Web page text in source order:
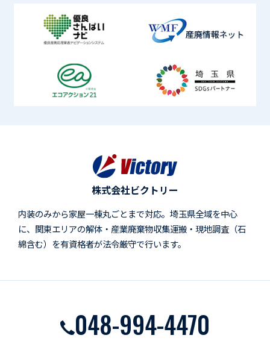
株式会社ビクトリー
内装のみから家屋一棟丸ごとまで対応。埼玉県全域を中心
に、関東エリアの解体・産業廃棄物収集運搬・現地調査（石
綿含む）を有資格者が法令厳守で行います。
048-994-4470